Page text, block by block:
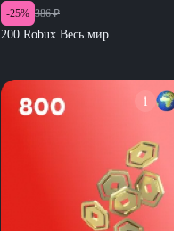
-25% 386 ₽
200 Robux Весь мир
i